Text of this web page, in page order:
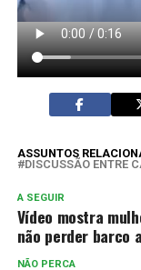
ASSUNTOS
DISCUSSÃO ENTRE
A SEGUIR
Vídeo mostra
não perder barco
NÃO PERCA